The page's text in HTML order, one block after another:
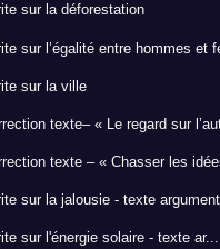
sur la déforestation
sur l’égalité entre hommes et
sur la ville
texte– « Le regard sur
texte – « Chasser les
sur la jalousie - texte
sur l'énergie solaire - texte ar...